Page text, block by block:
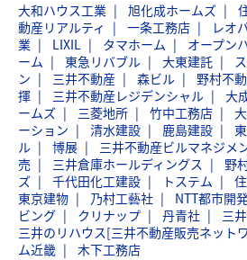
大和ハウス工業 旭化成ホームズ
動産リアルティ
一条工務店 レオ
業
LIXIL タマホーム オープン
ーム
東急リバブル 大東建託
ン
三井不動産 森ビル 野村不
揮
三井不動産レジデンシャル 大
ームズ
三菱地所 竹中工務店
ーション
清水建設 鹿島建設
ル
博展 三井不動産ビルマネジメ
売
三井倉庫ホールディングス
野
ズ
千代田化工建設 トステム
東京建物
乃村工藝社 NTT都市開
ビング
クリナップ 丹青社
三
三井のリハウス[三井不動産販売ネット
ム近畿
木下工務店